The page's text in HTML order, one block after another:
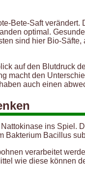
Bete-Saft
optimal.
sind hier Bio-
auf den Blutdruck
macht den
auch einen
ins Spiel.
Bacillus
verarbeitet
wie diese können